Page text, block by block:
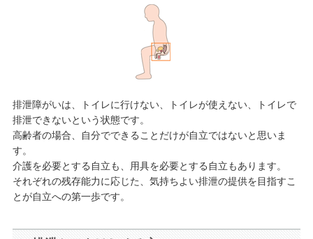
排泄障がいは、トイレに行けない、トイレが使えない、トイレで
排泄できないという状態です。
高齢者の場合、自分でできることだけが自立ではないと思いま
す。
介護を必要とする自立も、用具を必要とする自立もあります。
それぞれの残存能力に応じた、気持ちよい排泄の提供を目指すこ
とが自立への第一歩です。